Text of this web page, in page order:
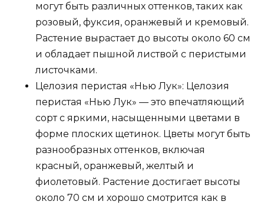
могут быть различных оттенков, таких как
розовый, фуксия, оранжевый и кремовый.
Растение вырастает до высоты около 60 см
и обладает пышной листвой с перистыми
листочками.
Целозия перистая «Нью Лук»: Целозия
перистая «Нью Лук» — это впечатляющий
сорт с яркими, насыщенными цветами в
форме плоских щетинок. Цветы могут быть
разнообразных оттенков, включая
красный, оранжевый, желтый и
фиолетовый. Растение достигает высоты
около 70 см и хорошо смотрится как в